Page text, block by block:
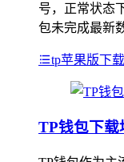
号，正常状态
包未完成最新
tp苹果版下载
TP钱包下载